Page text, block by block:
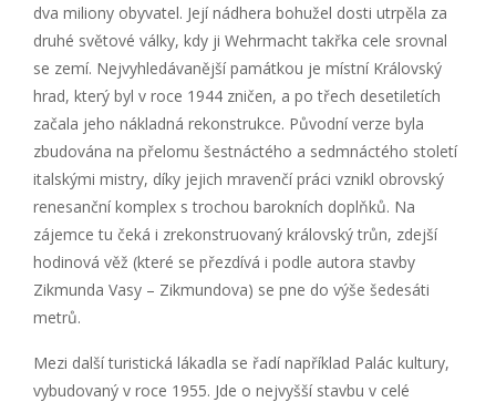
dva miliony obyvatel. Její nádhera bohužel dosti utrpěla za
druhé světové války, kdy ji Wehrmacht takřka cele srovnal
se zemí. Nejvyhledávanější památkou je místní Královský
hrad, který byl v roce 1944 zničen, a po třech desetiletích
začala jeho nákladná rekonstrukce. Původní verze byla
zbudována na přelomu šestnáctého a sedmnáctého století
italskými mistry, díky jejich mravenčí práci vznikl obrovský
renesanční komplex s trochou barokních doplňků. Na
zájemce tu čeká i zrekonstruovaný královský trůn, zdejší
hodinová věž (které se přezdívá i podle autora stavby
Zikmunda Vasy – Zikmundova) se pne do výše šedesáti
metrů.
Mezi další turistická lákadla se řadí například Palác kultury,
vybudovaný v roce 1955. Jde o nejvyšší stavbu v celé